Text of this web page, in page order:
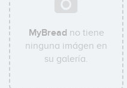
MyBread no tiene
ninguna imágen en
su galería.